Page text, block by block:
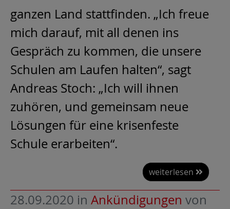
ganzen Land stattfinden. „Ich freue
mich darauf, mit all denen ins
Gespräch zu kommen, die unsere
Schulen am Laufen halten“, sagt
Andreas Stoch: „Ich will ihnen
zuhören, und gemeinsam neue
Lösungen für eine krisenfeste
Schule erarbeiten“.
weiterlesen
28.09.2020 in Ankündigungen von